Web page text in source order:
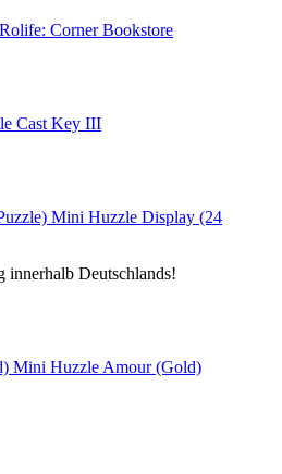
Rolife: Corner Bookstore
Cast Key III
Mini Huzzle Display (24
innerhalb Deutschlands!
Mini Huzzle Amour (Gold)